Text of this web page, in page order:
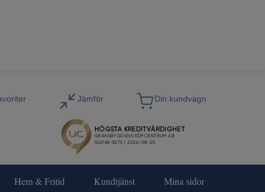
Hem & Fritid Kundtjänst Mina sidor